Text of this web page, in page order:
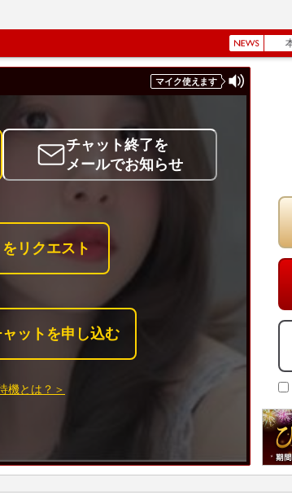
NEWS
本日は【 Lunch
マイク使えます
チャット終了を
メールでお知らせ
リクエスト
ットを申し込む
機とは？＞